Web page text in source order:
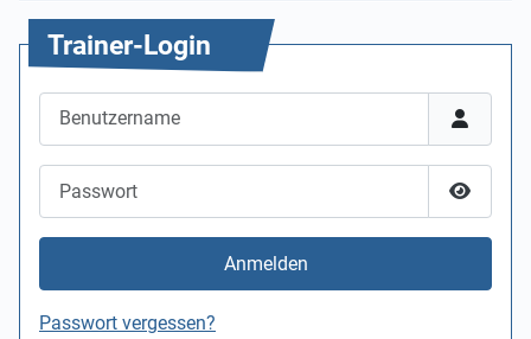
Trainer-Login
Anmelden
Passwort vergessen?